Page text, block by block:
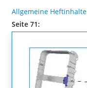
Allgemeine Heftinhalte
Seite 71: